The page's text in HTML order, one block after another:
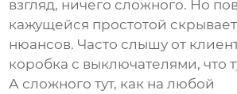
взгляд, ничего сложного. Но
кажущейся простотой
нюансов. Часто слышу от
коробка с выключателями, что
А сложного тут, как на любой